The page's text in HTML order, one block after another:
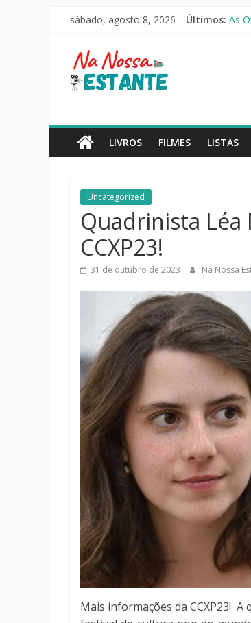
Pular
conteúdo
sábado, agosto 8, 2026 Últimos: O
Na
Nossa
Estante
livros,
filmes,
séries
notícias
LIVROS FILMES LISTAS
Uncategorized
Quadrinista Léa
CCXP23!
31 de outubro de 2023 Na Nossa
Mais informações da CCXP23! A